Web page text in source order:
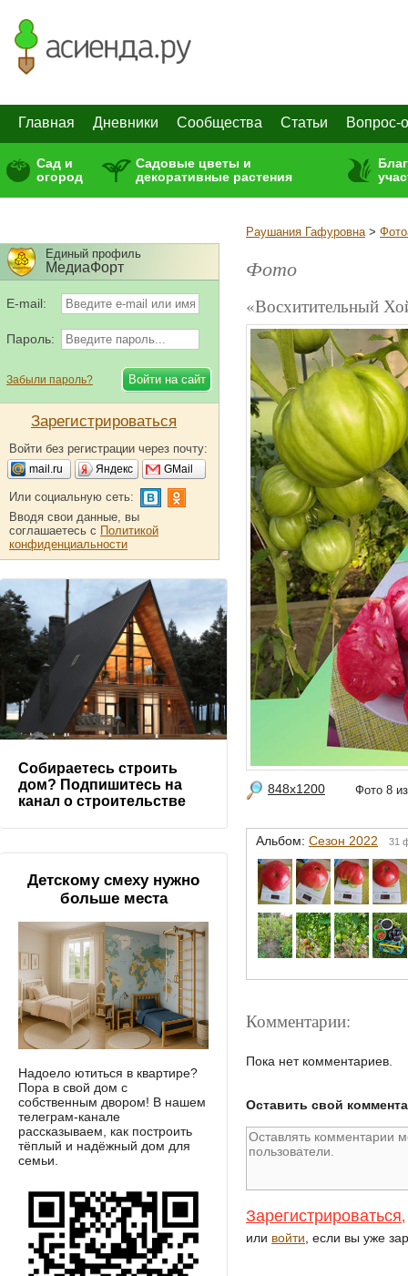
Главная Дневники Сообщества Статьи Вопрос-
Сад и
огород
Садовые цветы и
декоративные растения
Раушания Гафуровна>
Фото
«Восхитительный
848x1200 Фото 8
Альбом: Сезон 2022 31
Комментарии:
Пока нет комментариев.
Оставить свой
Зарегистрироваться,
или войти , если вы уже
Единый профиль
МедиаФорт
E-mail:
Пароль:
Забыли пароль?
Зарегистрироваться
Войти без регистрации через почту:
mail.ru Яндекс GMail
Или социальную сеть:
Вводя свои данные, вы
соглашаетесь с Политикой
конфиденциальности
Собираетесь строить
дом? Подпишитесь на
канал о строительстве
Детскому смеху нужно
больше места
Надоело ютиться в квартире?
Пора в свой дом с
собственным двором! В нашем
телеграм-канале
рассказываем, как построить
тёплый и надёжный дом для
семьи.